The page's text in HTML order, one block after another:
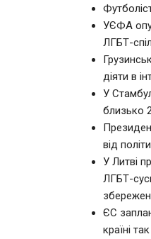
УЄФА
ЛГБТ-
діяти в
У
близько
від
У Литві
ЛГБТ-
ЄС
країні